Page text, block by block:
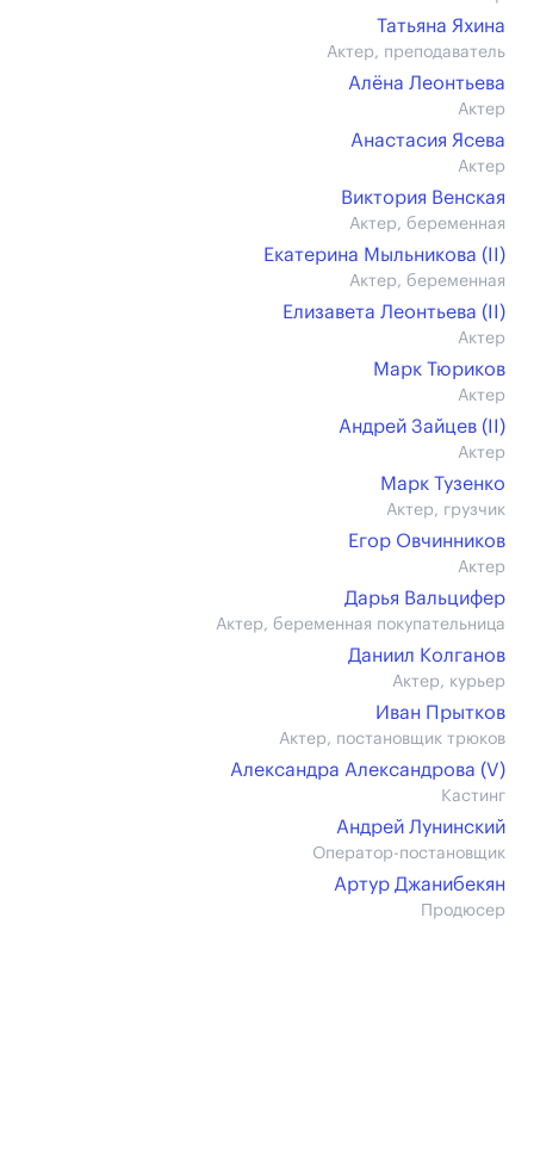
Татьяна Яхина
Актер, преподаватель
Алёна Леонтьева
Актер
Анастасия Ясева
Актер
Виктория Венская
Актер, беременная
Екатерина Мыльникова (II)
Актер, беременная
Елизавета Леонтьева (II)
Актер
Марк Тюриков
Актер
Андрей Зайцев (II)
Актер
Марк Тузенко
Актер, грузчик
Егор Овчинников
Актер
Дарья Вальцифер
Актер, беременная покупательница
Даниил Колганов
Актер, курьер
Иван Прытков
Актер, постановщик трюков
Александра Александрова (V)
Кастинг
Андрей Лунинский
Оператор-постановщик
Артур Джанибекян
Продюсер